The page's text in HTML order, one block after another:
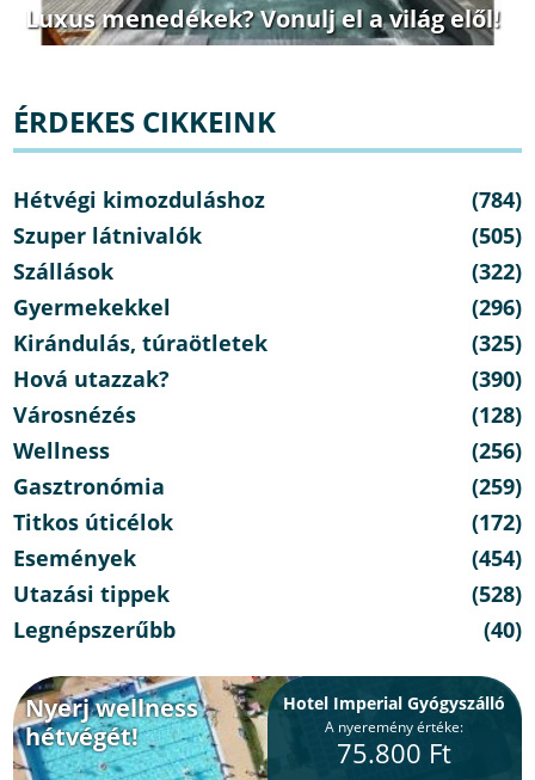
Luxus menedékek? Vonulj el a világ elől!
ÉRDEKES CIKKEINK
Hétvégi kimozduláshoz
(784)
Szuper látnivalók
(505)
Szállások
(322)
Gyermekekkel
(296)
Kirándulás, túraötletek
(325)
Hová utazzak?
(390)
Városnézés
(128)
Wellness
(256)
Gasztronómia
(259)
Titkos úticélok
(172)
Események
(454)
Utazási tippek
(528)
Legnépszerűbb
(40)
Nyerj wellness
hétvégét!
Hotel Imperial Gyógyszálló
A nyeremény értéke:
75.800 Ft